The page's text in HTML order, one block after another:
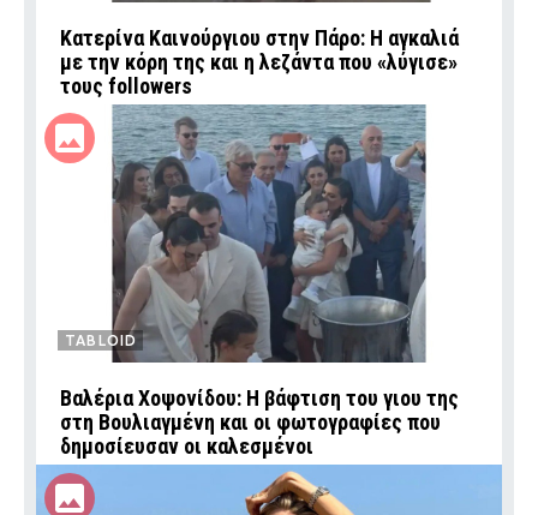
Κατερίνα Καινούργιου στην Πάρο: Η αγκαλιά
με την κόρη της και η λεζάντα που «λύγισε»
τους followers
TABLOID
Βαλέρια Χοψονίδου: Η βάφτιση του γιου της
στη Βουλιαγμένη και οι φωτογραφίες που
δημοσίευσαν οι καλεσμένοι